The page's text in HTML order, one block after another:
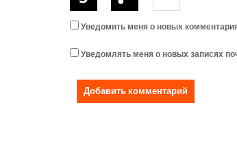
Уведомить меня о новых
Уведомлять меня о новых записях